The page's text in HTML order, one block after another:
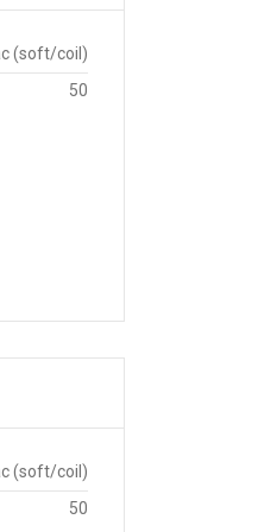
(soft/coil)
50
(soft/coil)
50